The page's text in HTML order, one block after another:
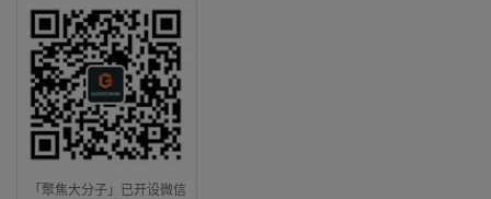
「聚焦大分子」已开设微信